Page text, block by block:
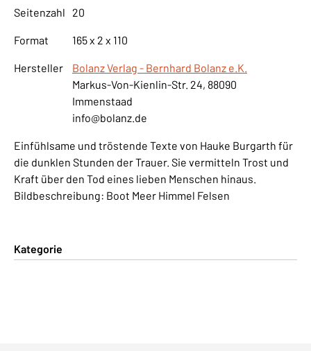
Seitenzahl 20
Format 165 x 2 x 110
Hersteller
Bolanz Verlag - Bernhard Bolanz e.K.
Markus-Von-Kienlin-Str. 24, 88090
Immenstaad
info@bolanz.de
Einfühlsame und tröstende Texte von Hauke Burgarth für
die dunklen Stunden der Trauer. Sie vermitteln Trost und
Kraft über den Tod eines lieben Menschen hinaus.
Bildbeschreibung: Boot Meer Himmel Felsen
Kategorie